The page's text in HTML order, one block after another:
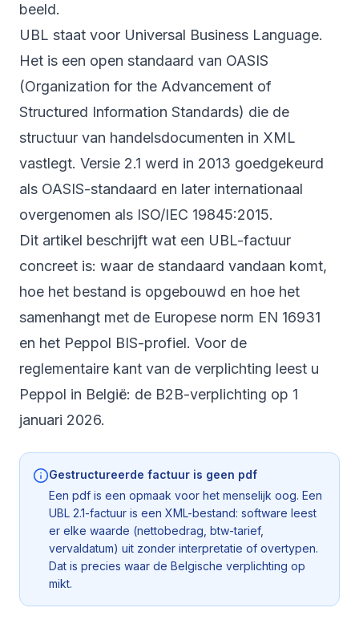
beeld.
UBL staat voor Universal Business Language.
Het is een open standaard van OASIS
(Organization for the Advancement of
Structured Information Standards) die de
structuur van handelsdocumenten in XML
vastlegt. Versie 2.1 werd in 2013 goedgekeurd
als OASIS-standaard en later internationaal
overgenomen als ISO/IEC 19845:2015.
Dit artikel beschrijft wat een UBL-factuur
concreet is: waar de standaard vandaan komt,
hoe het bestand is opgebouwd en hoe het
samenhangt met de Europese norm EN 16931
en het Peppol BIS-profiel. Voor de
reglementaire kant van de verplichting leest u
Peppol in België: de B2B-verplichting op 1
januari 2026.
Gestructureerde factuur is geen pdf
Een pdf is een opmaak voor het menselijk oog. Een
UBL 2.1-factuur is een XML-bestand: software leest
er elke waarde (nettobedrag, btw-tarief,
vervaldatum) uit zonder interpretatie of overtypen.
Dat is precies waar de Belgische verplichting op
mikt.